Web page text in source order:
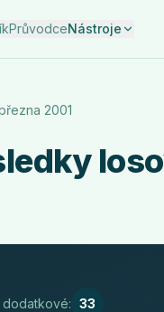
PrůvodceNástroje
2001
dodatkové: 33